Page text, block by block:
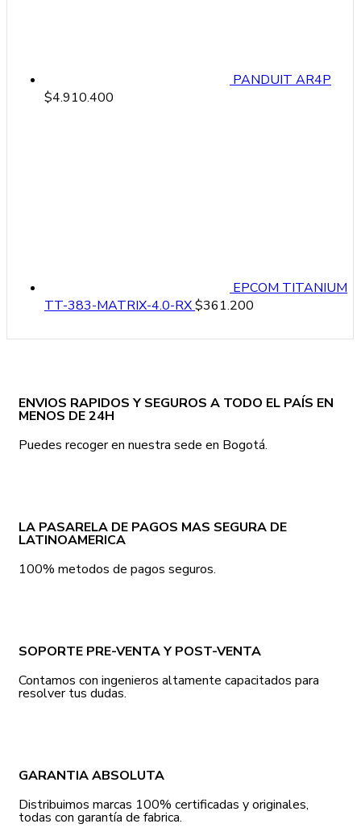
PANDUIT AR4P
$4.910.400
EPCOM TITANIUM
TT-383-MATRIX-4.0-RX$361.200
ENVIOS RAPIDOS Y SEGUROS A TODO EL PAÍS EN
MENOS DE 24H
Puedes recoger en nuestra sede en Bogotá.
LA PASARELA DE PAGOS MAS SEGURA DE
LATINOAMERICA
100% metodos de pagos seguros.
SOPORTE PRE-VENTA Y POST-VENTA
Contamos con ingenieros altamente capacitados para
resolver tus dudas.
GARANTIA ABSOLUTA
Distribuimos marcas 100% certificadas y originales,
todas con garantía de fabrica.